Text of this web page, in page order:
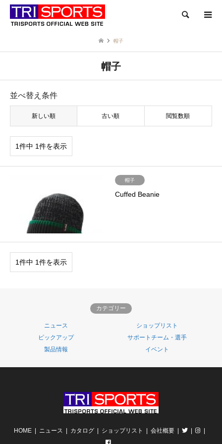
検索
帽子
帽子
並べ替え条件
新しい順 古い順 閲覧数順
1件中 1件を表示
帽子
Cuffed Beanie
1件中 1件を表示
カテゴリー
ニュース
ショップリスト
ピックアップ
サポートチーム・選手
製品情報
イベント
HOME ニュース カタログ ショップリスト 会社概要